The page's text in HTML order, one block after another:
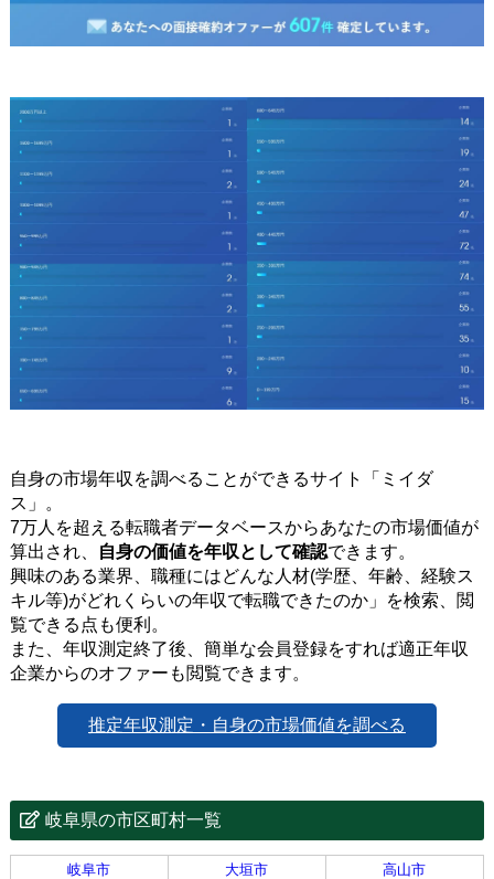
自身の市場年収を調べることができるサイト「ミイダ
ス」。
7万人を超える転職者データベースからあなたの市場価値が
算出され、
自身の価値を年収として確認できます。
興味のある業界、職種にはどんな人材(学歴、年齢、経験ス
キル等)がどれくらいの年収で転職できたのか」を検索、閲
覧できる点も便利。
また、年収測定終了後、簡単な会員登録をすれば適正年収
企業からのオファーも閲覧できます。
推定年収測定・自身の市場価値を調べる
岐阜県の市区町村一覧
岐阜市
大垣市
高山市